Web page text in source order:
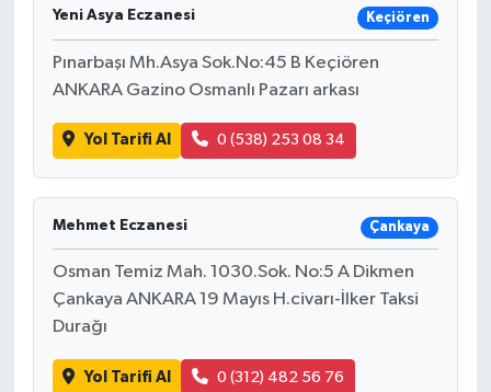
Yeni Asya Eczanesi Keçiören
Pınarbaşı Mh.Asya Sok.No:45 B Keçiören
ANKARA Gazino Osmanlı Pazarı arkası
Yol Tarifi Al 0 (538) 253 08 34
Mehmet Eczanesi Çankaya
Osman Temiz Mah. 1030.Sok. No:5 A Dikmen
Çankaya ANKARA 19 Mayıs H.civarı-İlker Taksi
Durağı
Yol Tarifi Al 0 (312) 482 56 76